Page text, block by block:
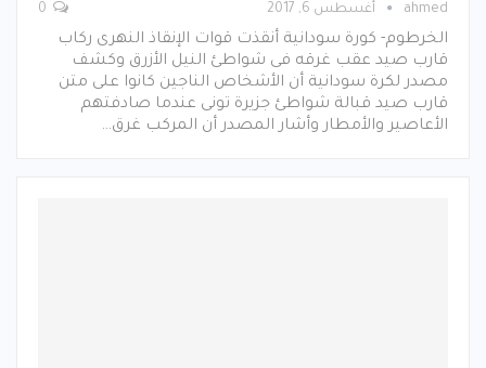
ahmed أغسطس 6, 2017
الخرطوم- كورة سودانية أنقذت قوات الإنقاذ النهرى ركاب
قارب صيد عقب غرقه فى شواطئ النيل الأزرق وكشف
مصدر لكرة سودانية أن الأشخاص الناجين كانوا على متن
قارب صيد قبالة شواطئ جزيرة تونى عندما صادفتهم
الأعاصير والأمطار وأشار المصدر أن المركب غرق…